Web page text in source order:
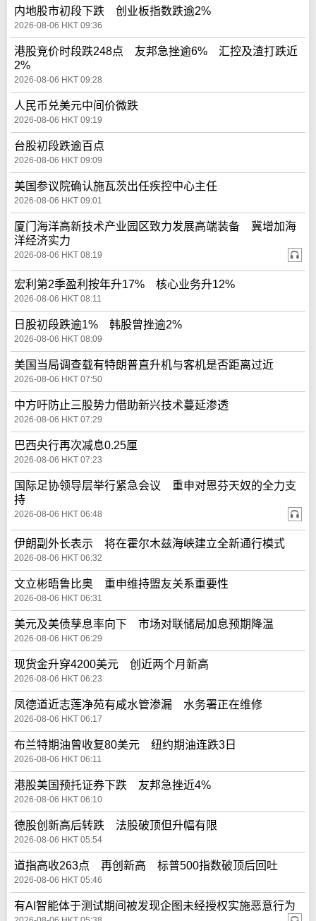
内地股市初段下跌 创业板指数跌逾2%
2026-08-06 HKT 09:36
港股竞价时段跌248点 友邦急挫逾6% 汇控及渣打跌近
2%
2026-08-06 HKT 09:28
人民币兑美元中间价微跌
2026-08-06 HKT 09:19
台股初段跌逾百点
2026-08-06 HKT 09:09
美国参议院确认施瓦茨出任疾控中心主任
2026-08-06 HKT 09:01
厦门海洋高新技术产业园区致力发展高端装备 冀增加海
洋经济实力
2026-08-06 HKT 08:19
宏利第2季盈利按年升17% 核心业务升12%
2026-08-06 HKT 08:11
日股初段跌逾1% 韩股曾挫逾2%
2026-08-06 HKT 08:09
美国当局调查载有特朗普直升机与客机是否距离过近
2026-08-06 HKT 07:50
中方吁防止三股势力借助新兴技术蔓延渗透
2026-08-06 HKT 07:29
巴西央行再次减息0.25厘
2026-08-06 HKT 07:23
国际足协领导层举行紧急会议 重申对恩芬天奴的全力支
持
2026-08-06 HKT 06:48
伊朗副外长表示 将在霍尔木兹海峡建立全新通行模式
2026-08-06 HKT 06:32
文立彬晤鲁比奥 重申维持盟友关系重要性
2026-08-06 HKT 06:31
美元及美债孳息率向下 市场对联储局加息预期降温
2026-08-06 HKT 06:29
现货金升穿4200美元 创近两个月新高
2026-08-06 HKT 06:23
凤德道近志莲净苑有咸水管渗漏 水务署正在维修
2026-08-06 HKT 06:17
布兰特期油曾收复80美元 纽约期油连跌3日
2026-08-06 HKT 06:11
港股美国预托证券下跌 友邦急挫近4%
2026-08-06 HKT 06:10
德股创新高后转跌 法股破顶但升幅有限
2026-08-06 HKT 05:54
道指高收263点 再创新高 标普500指数破顶后回吐
2026-08-06 HKT 05:46
有AI智能体于测试期间被发现企图未经授权实施恶意行为